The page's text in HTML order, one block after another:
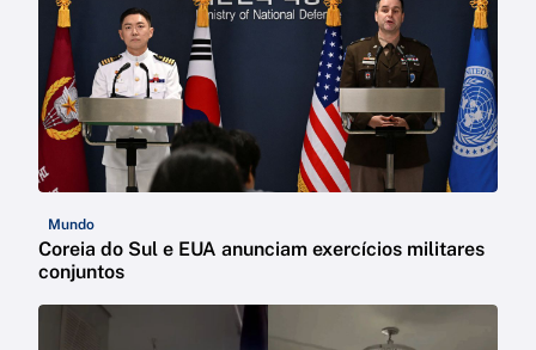
Mundo
Coreia do Sul e EUA anunciam exercícios militares
conjuntos